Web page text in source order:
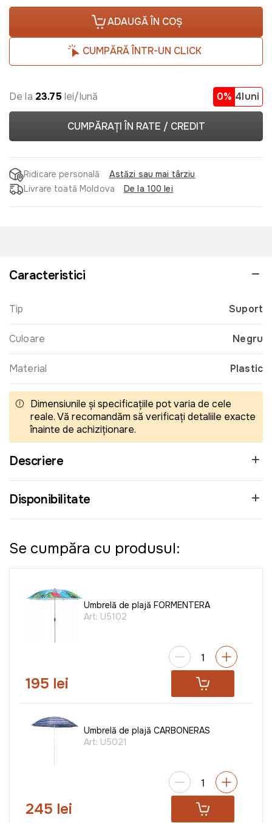
ADAUGĂ ÎN COȘ
CUMPĂRĂ ÎNTR-UN CLICK
De la 23.75 lei/lună 0% 4luni
CUMPĂRAȚI ÎN RATE / CREDIT
Ridicare personală
Astăzi sau mai târziu
Livrare toată Moldova
De la 100 lei
Caracteristici
Tip Suport
Culoare Negru
Material Plastic
Dimensiunile și specificațiile pot varia de cele
reale. Vă recomandăm să verificați detaliile exacte
înainte de achiziționare.
Descriere
Disponibilitate
Se cumpăra cu produsul:
Umbrelă de plajă FORMENTERA
Art: U5102
195 lei
Umbrelă de plajă CARBONERAS
Art: U5021
245 lei